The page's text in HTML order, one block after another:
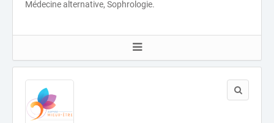
Médecine alternative, Sophrologie.